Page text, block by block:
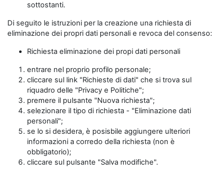
sottostanti.
Di seguito le istruzioni per la creazione una richiesta di
eliminazione dei propri dati personali e revoca del consenso:
Richiesta eliminazione dei propi dati personali
entrare nel proprio profilo personale;
cliccare sul link "Richieste di dati" che si trova sul
riquadro delle "Privacy e Politiche";
premere il pulsante "Nuova richiesta";
selezionare il tipo di richiesta - "Eliminazione dati
personali";
se lo si desidera, è posisbile aggiungere ulteriori
informazioni a corredo della richiesta (non è
obbligatorio);
cliccare sul pulsante "Salva modifiche".